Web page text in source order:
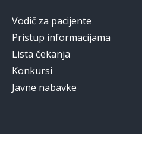
Vodič za pacijente
Pristup informacijama
Lista čekanja
Konkursi
Javne nabavke